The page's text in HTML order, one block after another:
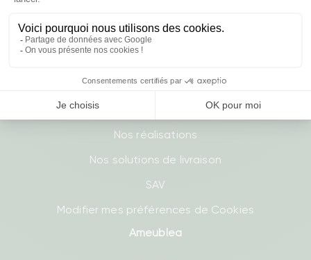
Liens utiles
Qui sommes-nous ?
Nos réalisations
Nos solutions de livraison
SAV
Modifier mes préférences de Cookies
Ameublea